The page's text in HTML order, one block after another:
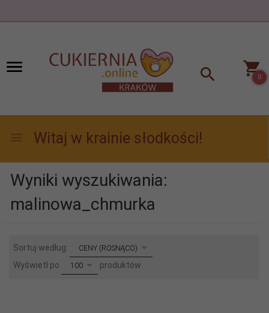
0
Witaj w krainie słodkości!
Wyniki wyszukiwania:
malinowa_chmurka
Sortuj według: sortCENY (ROSNĄCO)
Wyświetl po pop100 produktów